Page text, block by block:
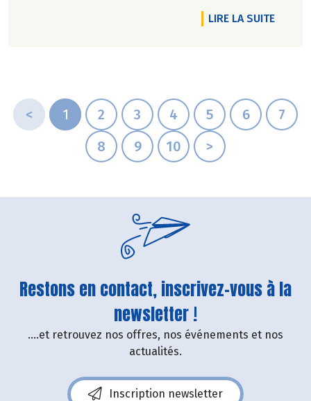
Une nouvelle marque rejoint nos rayons et vous
allez l'adorer ! Faites de la place pour Bénécos !
LIRE LA SUITEDE
< 1 2 3 4 5 6
7
8
9 10 >
Restons en contact, inscrivez-vous à la
newsletter !
....et retrouvez nos offres, nos événements et nos
actualités.
Inscription newsletter